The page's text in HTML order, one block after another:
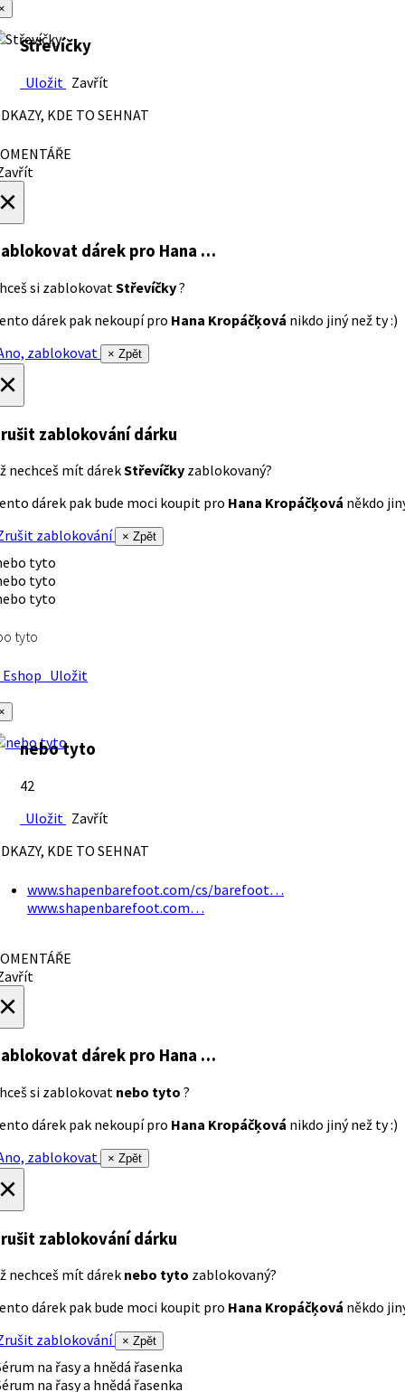
Střevíčky
Uložit Zavřít
KDE TO SEHNAT
dárek pro Hana …
si zablokovat Střevíčky?
dárek pak nekoupí pro Hana Kropáčķová nikdo jiný než ty :)
zablokovat
× Zpět
zablokování dárku
nechceš mít dárekStřevíčky zablokovaný?
dárek pak bude moci koupit pro Hana Kropáčķová někdo
zablokování
× Zpět
tyto
Uložit
nebo tyto
42
Uložit Zavřít
KDE TO SEHNAT
www.shapenbarefoot.com/cs/barefoot…
www.shapenbarefoot.com…
dárek pro Hana …
si zablokovat nebo tyto ?
dárek pak nekoupí pro Hana Kropáčķová nikdo jiný než ty :)
zablokovat
× Zpět
zablokování dárku
nechceš mít dárek nebo tyto zablokovaný?
dárek pak bude moci koupit pro Hana Kropáčķová někdo
zablokování
× Zpět